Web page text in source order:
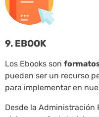
9. EBOOK
Los Ebooks son
pueden ser un recurso
para implementar en
Desde la Administración